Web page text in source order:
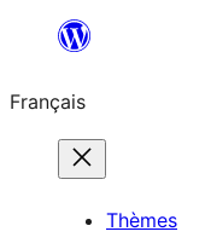
contenu
Français
Thèmes